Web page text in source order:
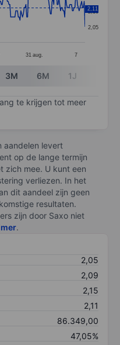
categories.
values. Data
31 aug. 7
2,05
2,10
2,11
3M 6M 1J
te krijgen tot meer
aandelen levert
op de lange termijn
zich mee. U kunt een
verliezen. In het
dit aandeel zijn geen
resultaten.
zijn door Saxo niet
.
2,05
2,09
2,15
2,11
86.349,00
47,05%